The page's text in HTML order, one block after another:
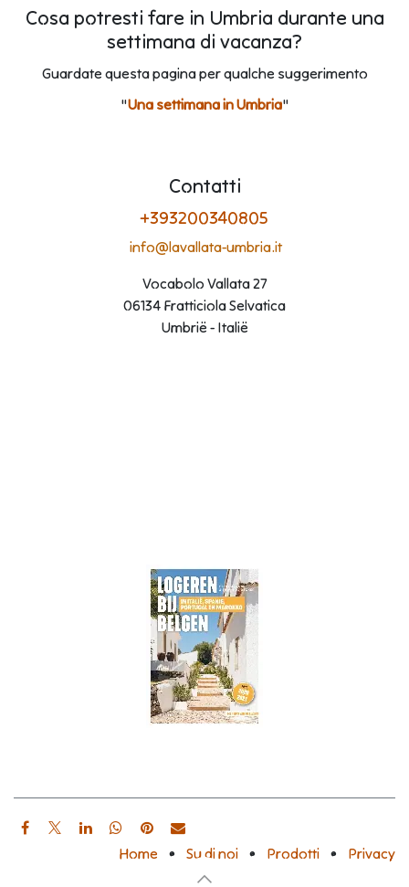
Cosa potresti fare in Umbria durante una
settimana di vacanza?
Guardate questa pagina per qualche suggerimento
"Una settimana in Umbria"
Contatti
+393200340805
info@lavallata-umbria.it
Vocabolo Vallata 27
06134 Fratticiola Selvatica
Umbrië - Italië
Home • Su di noi • Prodotti • Privacy